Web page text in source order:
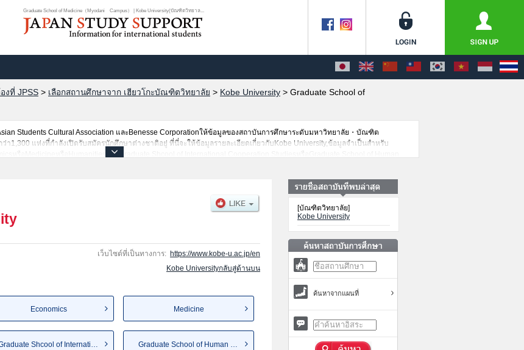
Graduate School of Medicine（Myodani Campus） | Kobe University(บัณฑิตวิทยาล...
งที่ JPSS > เลือกสถานศึกษาจาก เฮียวโกะบัณฑิตวิทยาลัย > Kobe University > Graduate School of
Students Cultural Association และBenesse Corporationให้ข้อมูลของสถาบันการศึกษาระดับมหาวิทยาลัย・บัณฑิต
1,300 แห่งที่กำลังเปิดรับสมัครนักศึกษาต่างชาติอยู่ ที่นี่จะให้ข้อมูลรายละเอียดเกี่ยวกับKobe University,ข้อมูลจำเป็นสำหรับ
หรือMedicineหรือHumanitiesหรือGraduate Shcool of International Cooperation StudiesหรือGraduate School of Human
ที่ผ่านการสอบคัดเลือกเป็นต้น,แนะนำสถานที่,การเดินทางเป็นต้นไว้ด้วยดังนั้นขอเชิญใช้บริการค้นหาข้อมูลตามอัธยาศัย
เว็บไซต์ที่เป็นทางการ: https://www.kobe-u.ac.jp/en
Kobe Universityกลับสู่ด้านบน
Economics Medicine
[บัณฑิตวิทยาลัย]
Kobe University
ค้นหาจากแผนที่